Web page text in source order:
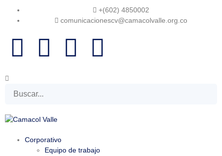
+(602) 4850002
comunicacionescv@camacolvalle.org.co
Corporativo
Equipo de trabajo